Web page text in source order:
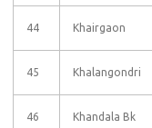
44 Khairgaon
45 Khalangondri
46 Khandala Bk